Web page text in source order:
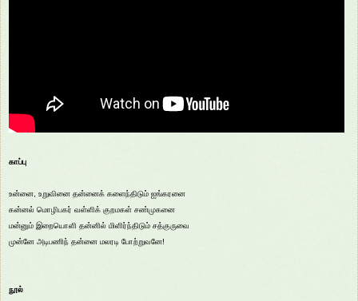
காப்பு
உன்னை, உறுவினை தன்னைக் களைந்திடும் ஐங்கரனை
கன்னல் மொழிபகர் வள்ளிக் குறமகள் சண்முகனை
மன்னும் இறையொளி தன்னில் மிளிர்ந்திடும் சத்குருவை
முன்னே அடிபணிந் தன்னை மலரடி போற்றுவனே!
நூல்